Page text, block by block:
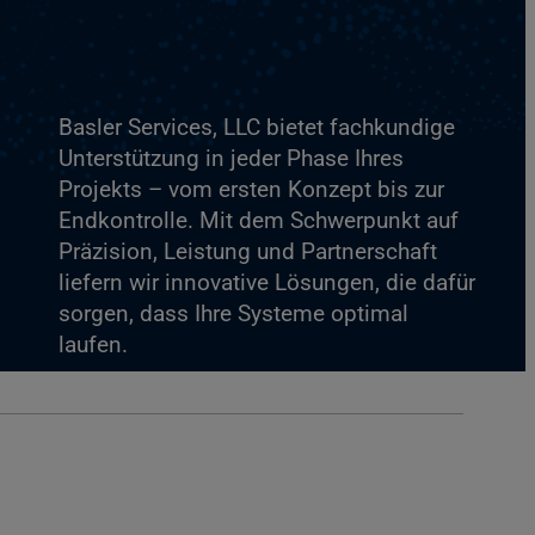
Basler Services, LLC bietet fachkundige
Unterstützung in jeder Phase Ihres
Projekts – vom ersten Konzept bis zur
Endkontrolle. Mit dem Schwerpunkt auf
Präzision, Leistung und Partnerschaft
liefern wir innovative Lösungen, die dafür
sorgen, dass Ihre Systeme optimal
laufen.